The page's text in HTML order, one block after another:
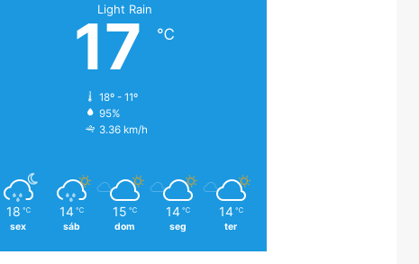
Light Rain
17 ℃
18º - 11º
95%
3.36 km/h
18 ℃
sex
14 ℃
sáb
15 ℃
dom
14 ℃
seg
14 ℃
ter